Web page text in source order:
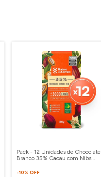
Pack - 12 Unidades de Chocolate
Branco 35% Cacau com Nibs
-10%OFF